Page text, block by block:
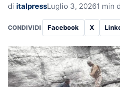
di italpressLuglio 3, 20261 min
CONDIVIDI Facebook X